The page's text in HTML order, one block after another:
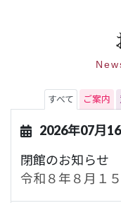
すべて ご案内
2026年07月16
閉館のお知らせ
令和８年８月１